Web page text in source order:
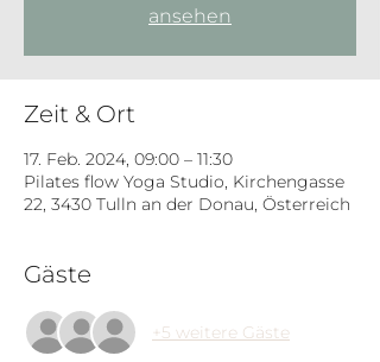
ansehen
Zeit & Ort
17. Feb. 2024, 09:00 – 11:30
Pilates flow Yoga Studio, Kirchengasse
22, 3430 Tulln an der Donau, Österreich
Gäste
+5 weitere Gäste